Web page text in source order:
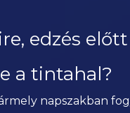
edzés
a tintahal?
napszakban